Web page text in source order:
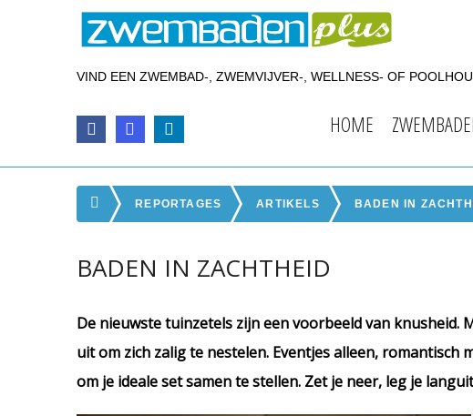
VIND EEN ZWEMBAD-, ZWEMVIJVER-, WELLNESS- OF
HOME
REPORTAGES ARTIKELS BADEN IN
BADEN IN ZACHTHEID
De nieuwste tuinzetels zijn een voorbeeld van knusheid.
uit om zich zalig te nestelen. Eventjes alleen, romantisch
om je ideale set samen te stellen. Zet je neer, leg je